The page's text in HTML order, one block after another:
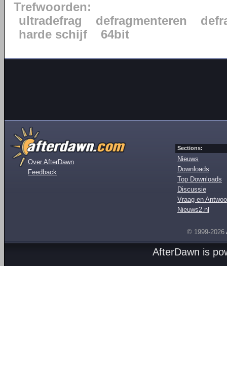
Trefwoorden:
ultradefrag
defragmenteren
harde schijf
64bit
Over AfterDawn
Feedback
Sections:
Nieuws
Downloads
Top Downloads
Discussie
Vraag en
Nieuws2.nl
© 1999-2026
AfterDawn is